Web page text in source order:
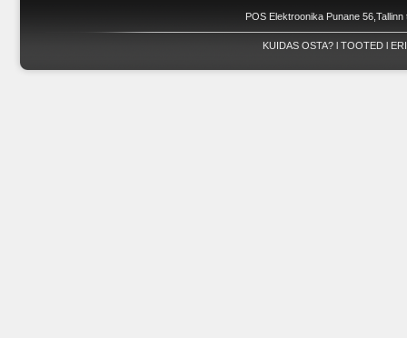
POS Elektroonika Punane
KUIDAS OSTA? l TOOTED l